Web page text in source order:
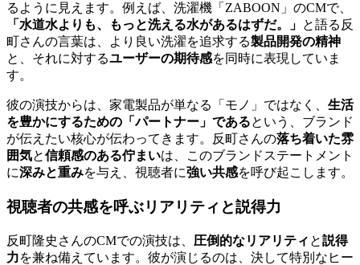
るように見えます。例えば、洗濯機「ZABOON」のCMで、
「水道水よりも、もっと洗える水があるはずだ。」 と語る反
町さんの言葉は、より良い洗濯を追求する製品開発の精神
と、それに対するユーザーの期待感を同時に表現していま
す。
彼の演技からは、家電製品が単なる「モノ」ではなく、 生活
を豊かにするための「パートナー」であるという、ブランド
が伝えたい核心が伝わってきます。反町さんの落ち着いた雰
囲気と信頼感のある佇まいは、このブランドステートメント
に深みと重みを与え、視聴者に強い共感を呼び起こします。
視聴者の共感を呼ぶリアリティと説得力
反町隆史さんのCMでの演技は、 圧倒的なリアリティ と説得
力を兼ね備えています。彼が演じるのは、決して特別なヒー